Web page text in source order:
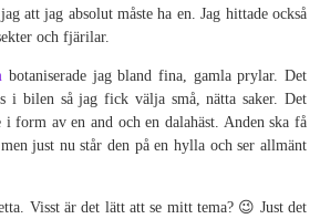
att jag absolut måste ha en. Jag hittade också
och fjärilar.
botaniserade jag bland fina, gamla prylar. Det
i bilen så jag fick välja små, nätta saker. Det
form av en and och en dalahäst. Anden ska få
just nu står den på en hylla och ser allmänt
Visst är det lätt att se mitt tema? 😉 Just det